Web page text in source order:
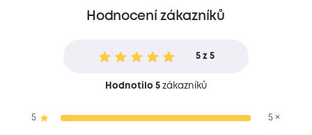
Hodnocení zákazníků
5 z 5
Hodnotilo 5zákazníků
5 5 ×